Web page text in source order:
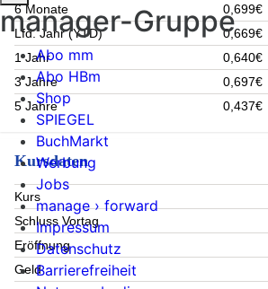
6 Monate
0,699€
Lfd. Jahr (YTD)
0,669€
1 Jahr
0,640€
3 Jahre
0,697€
5 Jahre
0,437€
Kursdaten
Kurs
Schluss Vortag
Eröffnung
Geld
manager-Gruppe
Abo mm
Abo HBm
Shop
SPIEGEL
BuchMarkt
Werbung
Jobs
manage › forward
Impressum
Datenschutz
Barrierefreiheit